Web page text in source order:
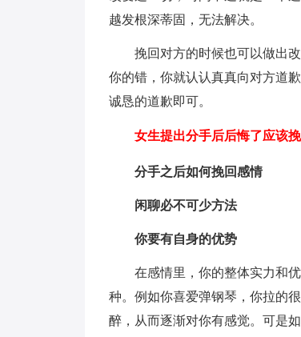
越发根深蒂固，无法解决。
挽回对方的时候也可以做出
你的错，你就认认真真向对方道
诚恳的道歉即可。
女生提出分手后后悔了应该挽
分手之后如何挽回感情
闲聊必不可少方法
你要有自身的优势
在感情里，你的整体实力和
种。例如你喜爱弹钢琴，你拉的
醉，从而逐渐对你有感觉。可是